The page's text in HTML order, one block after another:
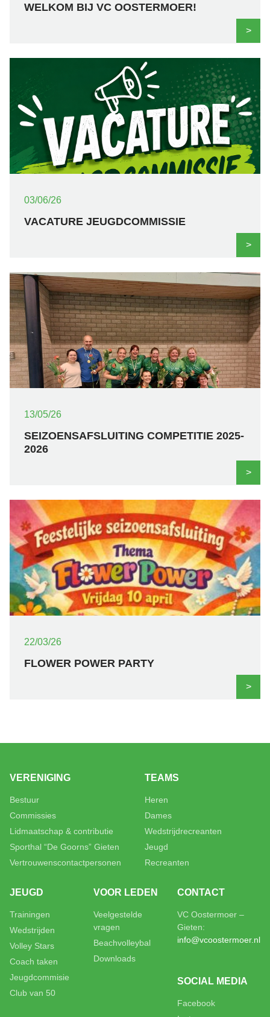
WELKOM BIJ VC OOSTERMOER!
>
03/06/26
VACATURE JEUGDCOMMISSIE
>
13/05/26
SEIZOENSAFSLUITING COMPETITIE 2025-
2026
>
22/03/26
FLOWER POWER PARTY
>
VERENIGING
Bestuur
Commissies
Lidmaatschap & contributie
Sporthal “De Goorns” Gieten
Vertrouwenscontactpersonen
TEAMS
Heren
Dames
Wedstrijdrecreanten
Jeugd
Recreanten
JEUGD
Trainingen
Wedstrijden
Volley Stars
Coach taken
Jeugdcommisie
Club van 50
VOOR LEDEN
Veelgestelde
vragen
Beachvolleybal
Downloads
CONTACT
VC Oostermoer –
Gieten:
info@vcoostermoer.nl
SOCIAL MEDIA
Facebook